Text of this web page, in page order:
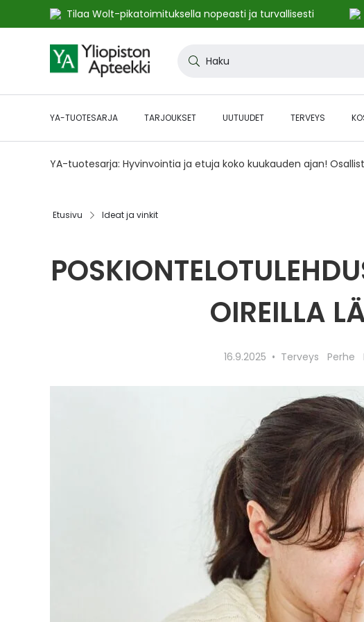
Tilaa Wolt-pikatoimituksella nopeasti ja turvallisesti
to
Content
YA-TUOTESARJA TARJOUKSET UUTUUDET TERVEYS
YA-tuotesarja: Hyvinvointia ja etuja koko kuukauden ajan!
Etusivu Ideat ja vinkit
OIREILLA
16.9.2025 Terveys Perhe